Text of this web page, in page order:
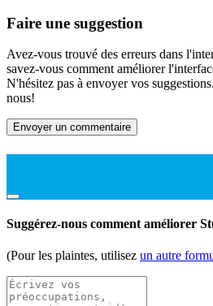
Faire une suggestion
Avez-vous trouvé des erreurs dans
savez-vous comment améliorer
N'hésitez pas à envoyer vos
nous!
Envoyer un commentaire
Suggérez-nous comment améliorer
(Pour les plaintes, utilisez un autre